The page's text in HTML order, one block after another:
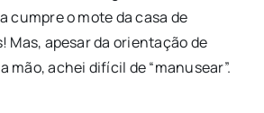
cumpre o mote da casa de
Mas, apesar da orientação de
mão, achei difícil de “manusear”.